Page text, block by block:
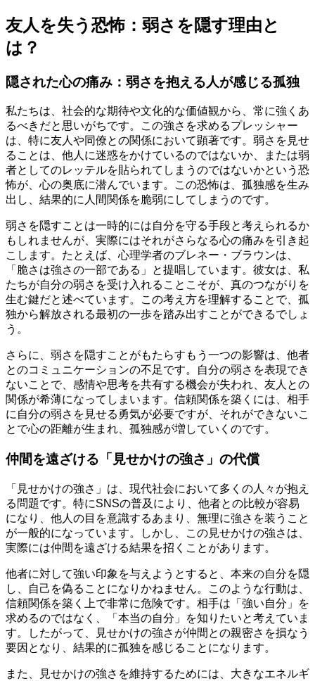
友人を失う恐怖：弱さを隠す理由と
は？
隠された心の痛み：弱さを抱える人が感じる孤独
私たちは、社会的な期待や文化的な価値観から、常に強くあ
るべきだと思いがちです。この強さを求めるプレッシャー
は、特に友人や同僚との関係において顕著です。弱さを見せ
ることは、他人に迷惑をかけているのではないか、または弱
者としてのレッテルを貼られてしまうのではないかという恐
怖が、心の奥底に潜んでいます。この恐怖は、孤独感を生み
出し、結果的に人間関係を脆弱にしてしまうのです。
弱さを隠すことは一時的には自分を守る手段と考えられるか
もしれませんが、実際にはそれがさらなる心の痛みを引き起
こします。たとえば、心理学者のブレネー・ブラウンは、
「脆さは強さの一部である」と提唱しています。彼女は、私
たちが自分の弱さを受け入れることこそが、真のつながりを
生む鍵だと述べています。この考え方を理解することで、孤
独から解放される最初の一歩を踏み出すことができるでしょ
う。
さらに、弱さを隠すことがもたらすもう一つの影響は、他者
とのコミュニケーションの不足です。自分の弱さを表現でき
ないことで、感情や思考を共有する機会が失われ、友人との
関係が希薄になってしまいます。信頼関係を築くには、相手
に自分の弱さを見せる勇気が必要ですが、それができないこ
とで心の距離が生まれ、孤独感が増していくのです。
仲間を遠ざける「見せかけの強さ」の代償
「見せかけの強さ」は、現代社会において多くの人々が抱え
る問題です。特にSNSの普及により、他者との比較が容易
になり、他人の目を意識するあまり、無理に強さを装うこと
が一般的になっています。しかし、この見せかけの強さは、
実際には仲間を遠ざける結果を招くことがあります。
他者に対して強い印象を与えようとすると、本来の自分を隠
し、自己を偽ることになりかねません。このような行動は、
信頼関係を築く上で非常に危険です。相手は「強い自分」を
求めるのではなく、「本当の自分」を知りたいと考えていま
す。したがって、見せかけの強さが仲間との親密さを損なう
要因となり、結果的に孤独を感じることになります。
また、見せかけの強さを維持するためには、大きなエネルギ